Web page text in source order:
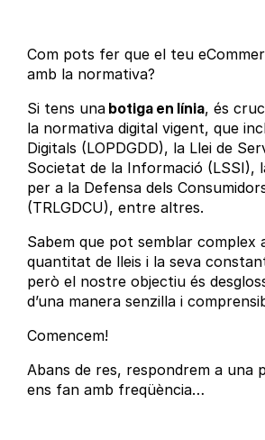
Com pots fer que el teu
amb la normativa?
Si tens una botiga en línia, és
la normativa digital vigent, que
Digitals (LOPDGDD), la Llei de
Societat de la Informació (LSSI),
per a la Defensa dels
(TRLGDCU), entre altres.
Sabem que pot semblar complex
quantitat de lleis i la seva
però el nostre objectiu és
d’una manera senzilla i
Comencem!
Abans de res, respondrem a una
ens fan amb freqüència…